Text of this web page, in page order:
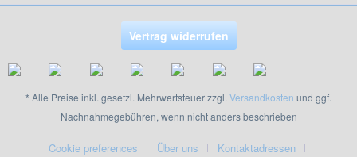
Vertrag widerrufen
* Alle Preise inkl. gesetzl. Mehrwertsteuer zzgl. Versandkosten und ggf.
Nachnahmegebühren, wenn nicht anders beschrieben
Cookie preferences Über uns
Kontaktadressen